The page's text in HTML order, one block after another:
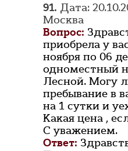
91. Дата:
Москва
Вопрос:
приобрела у
ноября по 06
одноместный
Лесной. Могу
пребывание в
на 1 сутки и
Какая цена ,
С уважением.
Ответ: